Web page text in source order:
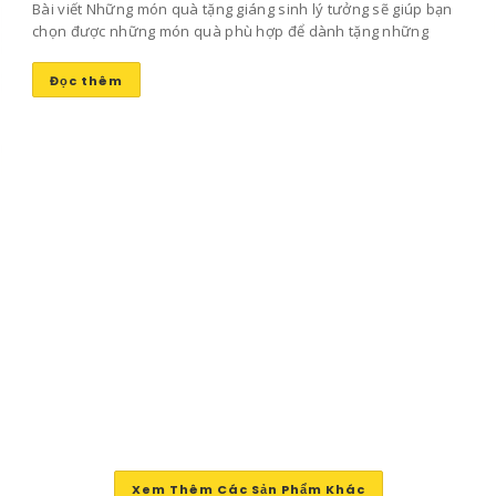
Bài viết Những món quà tặng giáng sinh lý tưởng sẽ giúp bạn
chọn được những món quà phù hợp để dành tặng những
ngày đông lạnh lẽo này nhé!
Đọc thêm
Xem Thêm Các Sản Phẩm Khác